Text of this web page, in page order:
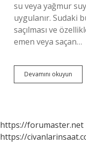
su veya yağmur
uygulanır. Sudaki
saçılması ve
emen veya saçan…
Devamını okuyun
https://forumaster.net
https://